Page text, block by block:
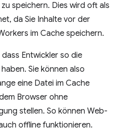
speichern. Dies wird oft als
da Sie Inhalte vor der
im Cache speichern.
Entwickler so die
Sie können also
eine Datei im Cache
Browser ohne
stellen. So können Web-
offline funktionieren.